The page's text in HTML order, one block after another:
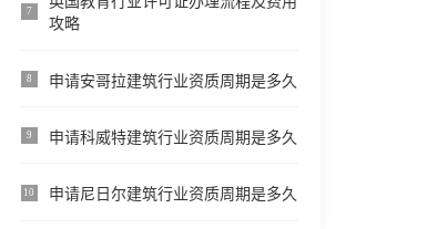
7
攻略
8 申请安哥拉建筑行业资质周期是多久
9 申请科威特建筑行业资质周期是多久
10 申请尼日尔建筑行业资质周期是多久